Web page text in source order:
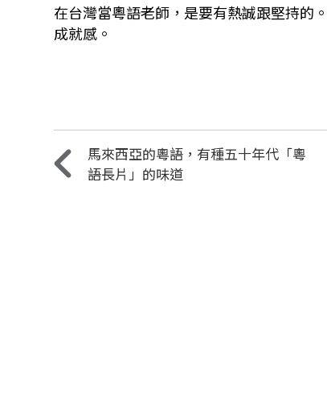
在台灣當粵語老師，是要有熱誠跟堅持的
成就感。
馬來西亞的粵語，有種五十年代「粵
語長片」的味道